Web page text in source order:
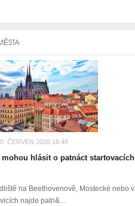
ČERVEN 2020 18:48
mohou hlásit o patnáct startovacích
na Beethovenově, Mostecké nebo v
najde patn&...